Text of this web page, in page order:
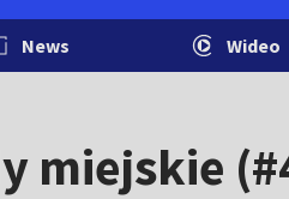
News Wideo
miejskie